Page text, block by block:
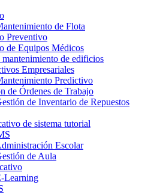
de Flota
Preventivo
de Equipos Médicos
mantenimiento de edificios
Empresariales
Predictivo
de Órdenes de Trabajo
de Inventario de Repuestos
de sistema tutorial
Escolar
de Aula
Learning